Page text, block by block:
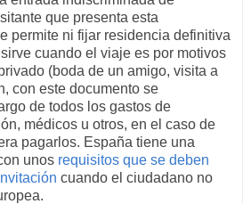
que presenta esta
permite ni fijar residencia definitiva
cuando el viaje es por motivos
(boda de un amigo, visita a
con este documento se
de todos los gastos de
médicos u otros, en el caso de
pagarlos. España tiene una
unos requisitos que se deben
cuando el ciudadano no